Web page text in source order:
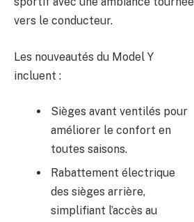
vers le conducteur.
Les nouveautés du Model Y
incluent :
Sièges avant ventilés pour
améliorer le confort en
toutes saisons.
Rabattement électrique
des sièges arrière,
simplifiant l’accès au